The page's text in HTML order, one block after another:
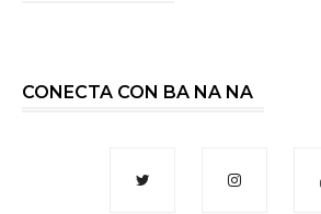
CONECTA CON BA NA NA